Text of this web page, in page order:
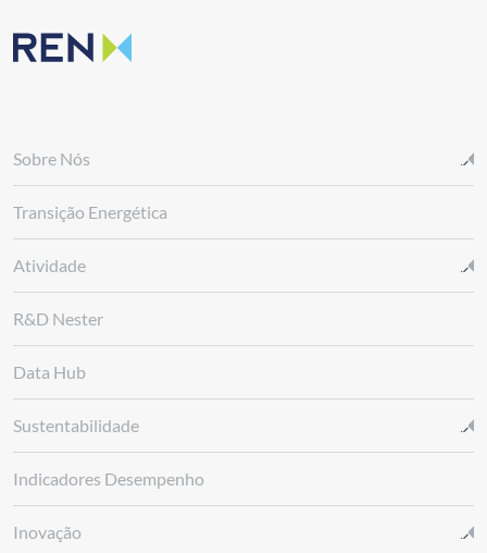
Sobre Nós
Transição Energética
Atividade
R&D Nester
Data Hub
Sustentabilidade
Indicadores Desempenho
Inovação